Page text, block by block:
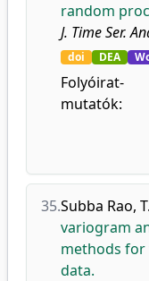
random
J. Time Ser.
doi DEA
Folyóirat-
mutatók:
35.Subba Rao, T.
variogram
methods for
data.